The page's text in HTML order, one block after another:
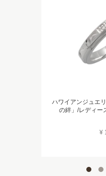
ハワイアンジュエ
の絆」/レディー
¥